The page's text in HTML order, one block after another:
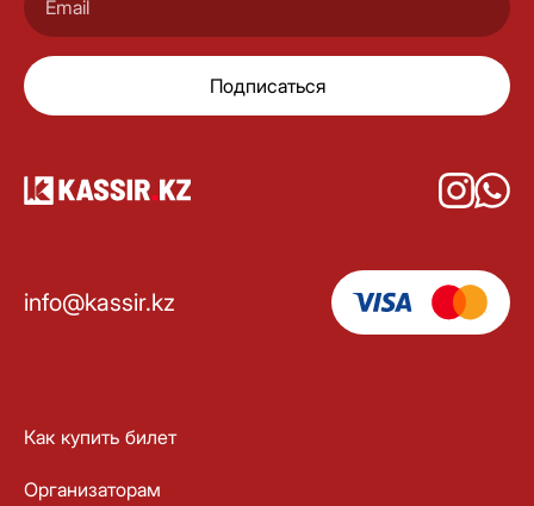
Подписаться
info@kassir.kz
Как купить билет
Организаторам